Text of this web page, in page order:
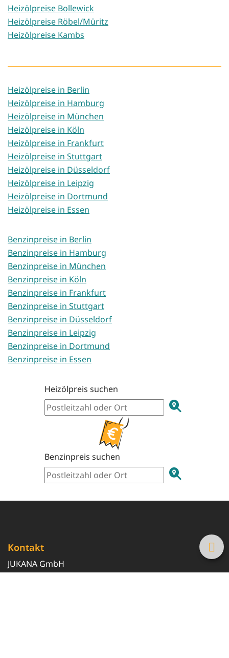
Heizölpreise Bollewick
Heizölpreise Röbel/Müritz
Heizölpreise Kambs
Heizölpreise in Berlin
Heizölpreise in Hamburg
Heizölpreise in München
Heizölpreise in Köln
Heizölpreise in Frankfurt
Heizölpreise in Stuttgart
Heizölpreise in Düsseldorf
Heizölpreise in Leipzig
Heizölpreise in Dortmund
Heizölpreise in Essen
Benzinpreise in Berlin
Benzinpreise in Hamburg
Benzinpreise in München
Benzinpreise in Köln
Benzinpreise in Frankfurt
Benzinpreise in Stuttgart
Benzinpreise in Düsseldorf
Benzinpreise in Leipzig
Benzinpreise in Dortmund
Benzinpreise in Essen
Heizölpreis suchen
Benzinpreis suchen
Kontakt
JUKANA GmbH